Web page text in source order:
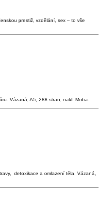
prestiž, vzdělání, sex – to vše
Vázaná, A5, 288 stran, nakl. Moba.
detoxikace a omlazení těla. Vázaná,